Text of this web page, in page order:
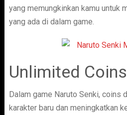
yang memungkinkan kamu untuk
yang ada di dalam game.
Unlimited Coins
Dalam game Naruto Senki, coins
karakter baru dan meningkatkan